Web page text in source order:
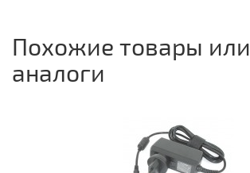
Похожие товары или
аналоги